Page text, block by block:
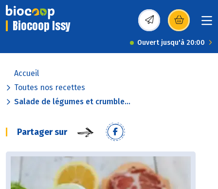
Biocoop Issy (s’ouvre dans une
Ouvert jusqu'à 20:00
Accueil
Toutes nos recettes
Salade de légumes et crumble...
Partager sur